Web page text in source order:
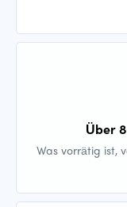
Über
Was vorrätig ist,